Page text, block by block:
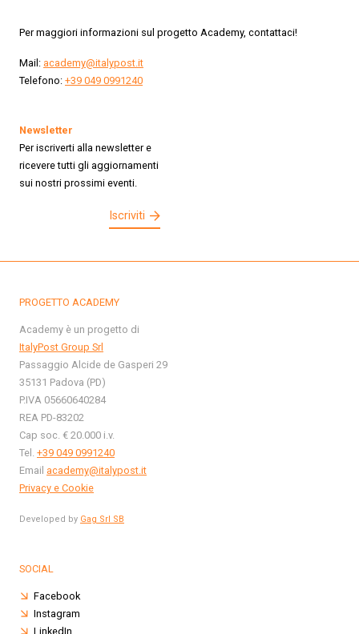
Per maggiori informazioni sul progetto Academy, contattaci!
Mail: academy@italypost.it
Telefono: +39 049 0991240
Newsletter
Per iscriverti alla newsletter e
ricevere tutti gli aggiornamenti
sui nostri prossimi eventi.
Iscriviti
PROGETTO ACADEMY
Academy è un progetto di
ItalyPost Group Srl
Passaggio Alcide de Gasperi 29
35131 Padova (PD)
P.IVA 05660640284
REA PD-83202
Cap soc. € 20.000 i.v.
Tel. +39 049 0991240
Email academy@italypost.it
Privacy e Cookie
Developed by Gag Srl SB
SOCIAL
Facebook
Instagram
LinkedIn